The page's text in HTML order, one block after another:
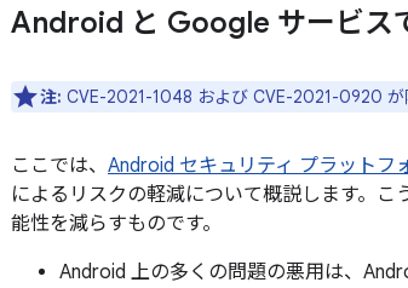
Android と Google サービス
注: CVE-2021-1048 および CVE-2021-0920 が
ここでは、 Android セキュリティ プラットフ
によるリスクの軽減について概説します。
能性を減らすものです。
Android 上の多くの問題の悪用は、